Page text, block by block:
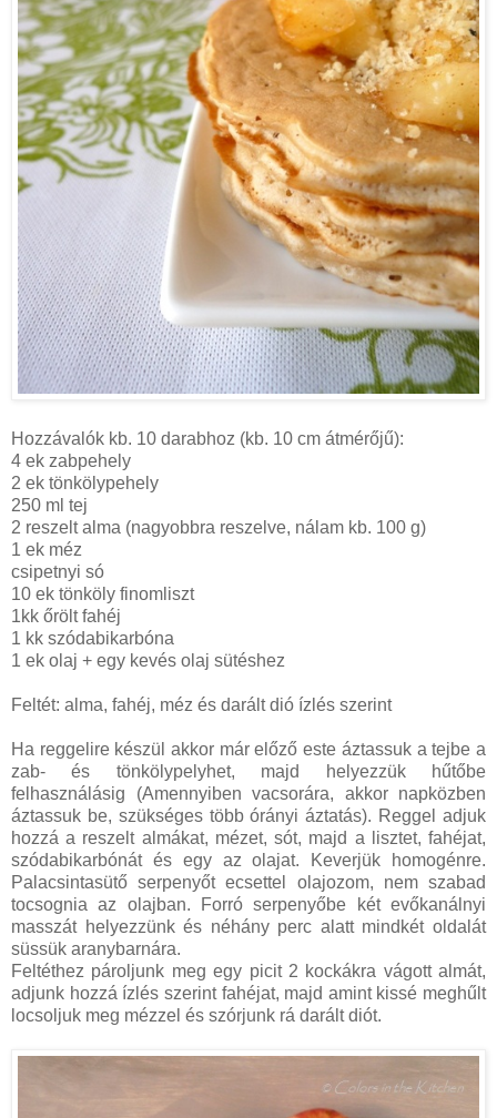
Hozzávalók kb. 10 darabhoz (kb. 10 cm átmérőjű):
4 ek zabpehely
2 ek tönkölypehely
250 ml tej
2 reszelt alma (nagyobbra reszelve, nálam kb. 100 g)
1 ek méz
csipetnyi só
10 ek tönköly finomliszt
1kk őrölt fahéj
1 kk szódabikarbóna
1 ek olaj + egy kevés olaj sütéshez
Feltét: alma, fahéj, méz és darált dió ízlés szerint
Ha reggelire készül akkor már előző este áztassuk a tejbe a
zab- és tönkölypelyhet, majd helyezzük hűtőbe
felhasználásig (Amennyiben vacsorára, akkor napközben
áztassuk be, szükséges több órányi áztatás). Reggel adjuk
hozzá a reszelt almákat, mézet, sót, majd a lisztet, fahéjat,
szódabikarbónát és egy az olajat. Keverjük homogénre.
Palacsintasütő serpenyőt ecsettel olajozom, nem szabad
tocsognia az olajban. Forró serpenyőbe két evőkanálnyi
masszát helyezzünk és néhány perc alatt mindkét oldalát
süssük aranybarnára.
Feltéthez pároljunk meg egy picit 2 kockákra vágott almát,
adjunk hozzá ízlés szerint fahéjat, majd amint kissé meghűlt
locsoljuk meg mézzel és szórjunk rá darált diót.